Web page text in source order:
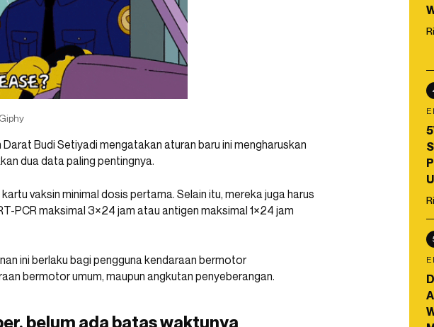
Darat Budi Setiyadi mengatakan aturan baru ini mengharuskan
dua data paling pentingnya.
vaksin minimal dosis pertama. Selain itu, mereka juga harus
PCR maksimal 3×24 jam atau antigen maksimal 1×24 jam
ini berlaku bagi pengguna kendaraan bermotor
bermotor umum, maupun angkutan penyeberangan.
belum ada batas waktunya